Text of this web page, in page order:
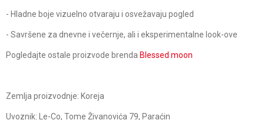
- Hladne boje vizuelno otvaraju i osvežavaju pogled
- Savršene za dnevne i večernje, ali i eksperimentalne look-ove
Pogledajte ostale proizvode brenda Blessed moon
Zemlja proizvodnje: Koreja
Uvoznik: Le-Co, Tome Živanovića 79, Paraćin